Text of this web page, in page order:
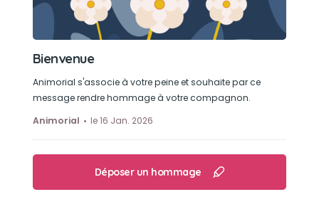
Bienvenue
Animorial s'associe à votre peine et souhaite par ce
message rendre hommage à votre compagnon.
Animorial
le 16 Jan. 2026
Déposer un hommage